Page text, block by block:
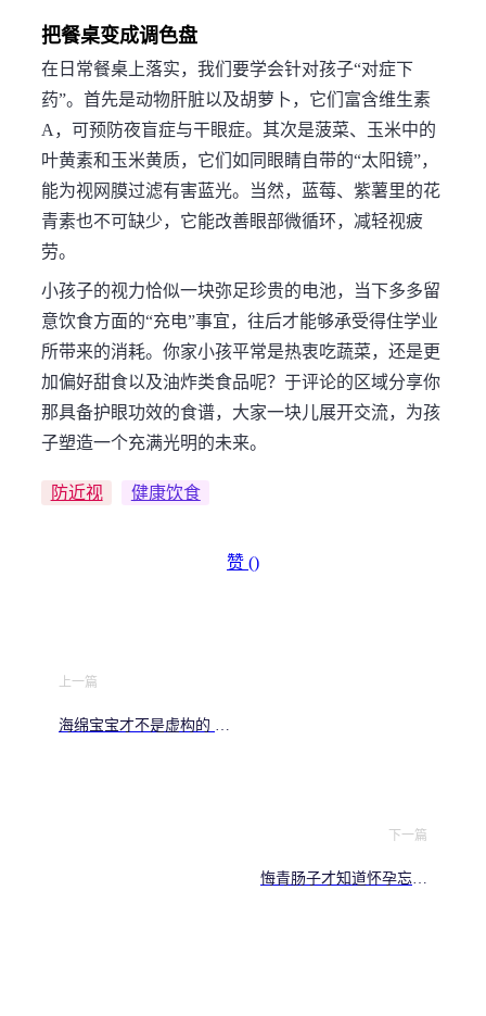
把餐桌变成调色盘
在日常餐桌上落实，我们要学会针对孩子“对症下
药”。首先是动物肝脏以及胡萝卜，它们富含维生素
A，可预防夜盲症与干眼症。其次是菠菜、玉米中的
叶黄素和玉米黄质，它们如同眼睛自带的“太阳镜”，
能为视网膜过滤有害蓝光。当然，蓝莓、紫薯里的花
青素也不可缺少，它能改善眼部微循环，减轻视疲
劳。
小孩子的视力恰似一块弥足珍贵的电池，当下多多留
意饮食方面的“充电”事宜，往后才能够承受得住学业
所带来的消耗。你家小孩平常是热衷吃蔬菜，还是更
加偏好甜食以及油炸类食品呢？于评论的区域分享你
那具备护眼功效的食谱，大家一块儿展开交流，为孩
子塑造一个充满光明的未来。
防近视 健康饮食
赞 ()
上一篇
海绵宝宝才不是虚构的 科
下一篇
悔青肠子才知道怀孕忘吃